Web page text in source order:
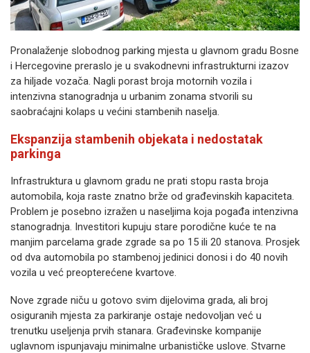
Pronalaženje slobodnog parking mjesta u glavnom gradu Bosne
i Hercegovine preraslo je u svakodnevni infrastrukturni izazov
za hiljade vozača. Nagli porast broja motornih vozila i
intenzivna stanogradnja u urbanim zonama stvorili su
saobraćajni kolaps u većini stambenih naselja.
Ekspanzija stambenih objekata i nedostatak
parkinga
Infrastruktura u glavnom gradu ne prati stopu rasta broja
automobila, koja raste znatno brže od građevinskih kapaciteta.
Problem je posebno izražen u naseljima koja pogađa intenzivna
stanogradnja. Investitori kupuju stare porodične kuće te na
manjim parcelama grade zgrade sa po 15 ili 20 stanova. Prosjek
od dva automobila po stambenoj jedinici donosi i do 40 novih
vozila u već preopterećene kvartove.
Nove zgrade niču u gotovo svim dijelovima grada, ali broj
osiguranih mjesta za parkiranje ostaje nedovoljan već u
trenutku useljenja prvih stanara. Građevinske kompanije
uglavnom ispunjavaju minimalne urbanističke uslove. Stvarne